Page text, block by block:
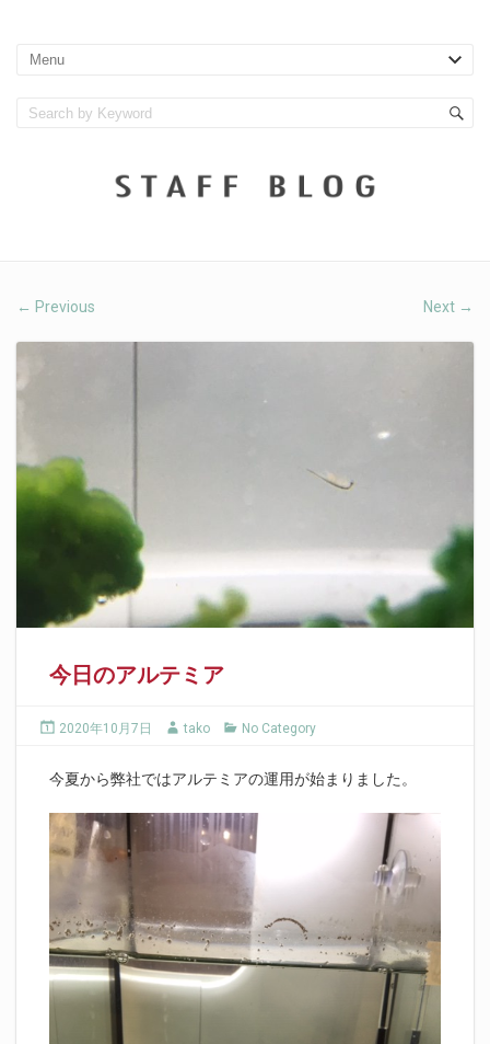
← Previous Next →
今日のアルテミア
2020年10月7日 tako No Category
今夏から弊社ではアルテミアの運用が始まりました。